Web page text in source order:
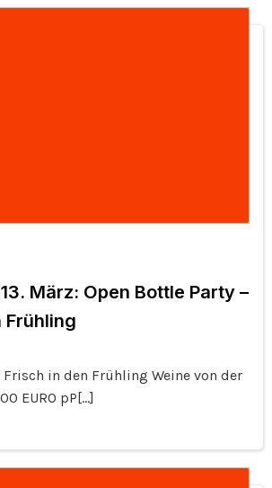
März: Open Bottle Party –
Frühling
Frisch in den Frühling Weine von der
EURO pP[…]